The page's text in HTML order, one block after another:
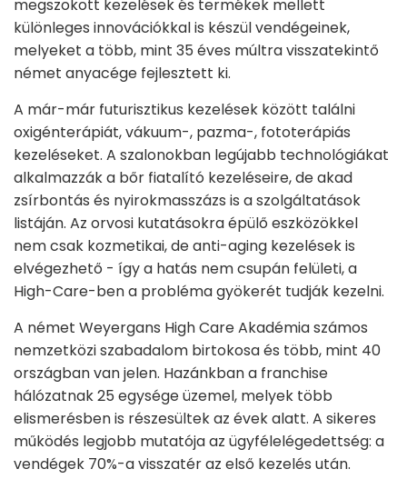
megszokott kezelések és termékek mellett
különleges innovációkkal is készül vendégeinek,
melyeket a több, mint 35 éves múltra visszatekintő
német anyacége fejlesztett ki.
A már-már futurisztikus kezelések között találni
oxigénterápiát, vákuum-, pazma-, fototerápiás
kezeléseket. A szalonokban legújabb technológiákat
alkalmazzák a bőr fiatalító kezeléseire, de akad
zsírbontás és nyirokmasszázs is a szolgáltatások
listáján. Az orvosi kutatásokra épülő eszközökkel
nem csak kozmetikai, de anti-aging kezelések is
elvégezhető - így a hatás nem csupán felületi, a
High-Care-ben a probléma gyökerét tudják kezelni.
A német Weyergans High Care Akadémia számos
nemzetközi szabadalom birtokosa és több, mint 40
országban van jelen. Hazánkban a franchise
hálózatnak 25 egysége üzemel, melyek több
elismerésben is részesültek az évek alatt. A sikeres
működés legjobb mutatója az ügyfélelégedettség: a
vendégek 70%-a visszatér az első kezelés után.